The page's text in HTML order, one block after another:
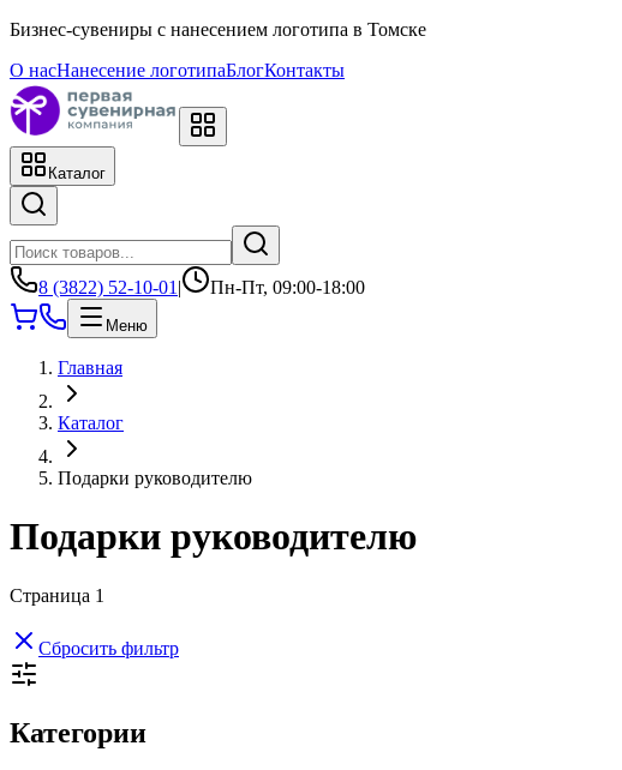
Бизнес-сувениры с нанесением логотипа в Томске
О насНанесение логотипаБлогКонтакты
Каталог
8 (3822) 52-10-01 | Пн-Пт, 09:00-18:00
Меню
Главная
Каталог
Подарки руководителю
Подарки руководителю
Страница 1
Сбросить фильтр
Категории